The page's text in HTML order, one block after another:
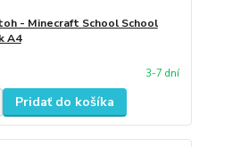
- Minecraft School School
A4
3-7 dní
Pridať do košíka